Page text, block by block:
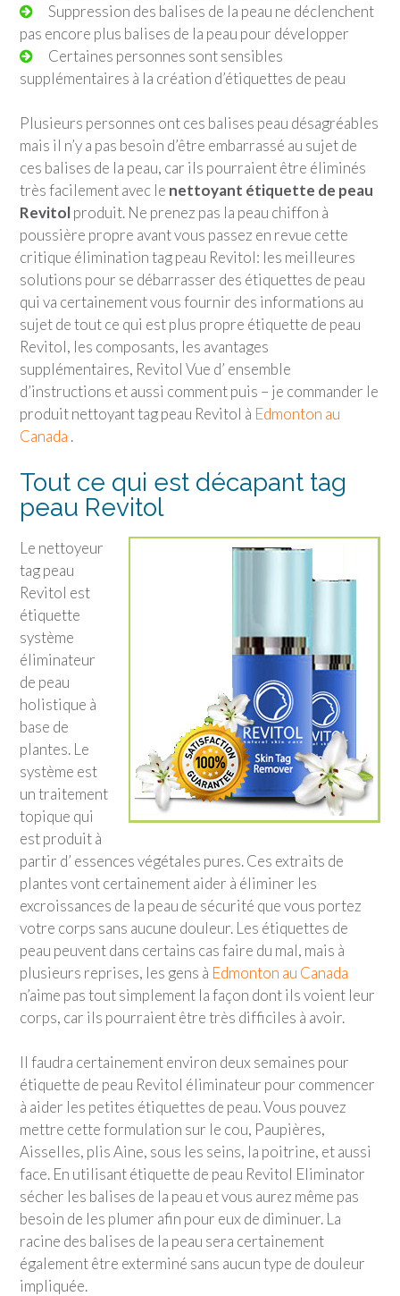
Suppression des balises de la peau ne déclenchent
pas encore plus balises de la peau pour développer
Certaines personnes sont sensibles
supplémentaires à la création d’étiquettes de peau
Plusieurs personnes ont ces balises peau désagréables
mais il n’y a pas besoin d’être embarrassé au sujet de
ces balises de la peau, car ils pourraient être éliminés
très facilement avec le nettoyant étiquette de peau
Revitolproduit. Ne prenez pas la peau chiffon à
poussière propre avant vous passez en revue cette
critique élimination tag peau Revitol: les meilleures
solutions pour se débarrasser des étiquettes de peau
qui va certainement vous fournir des informations au
sujet de tout ce qui est plus propre étiquette de peau
Revitol, les composants, les avantages
supplémentaires, Revitol Vue d’ ensemble
d’instructions et aussi comment puis – je commander le
produit nettoyant tag peau Revitol à Edmonton au
Canada .
Tout ce qui est décapant tag
peau Revitol
Le nettoyeur
tag peau
Revitol est
étiquette
système
éliminateur
de peau
holistique à
base de
plantes. Le
système est
un traitement
topique qui
est produit à
partir d’ essences végétales pures. Ces extraits de
plantes vont certainement aider à éliminer les
excroissances de la peau de sécurité que vous portez
votre corps sans aucune douleur. Les étiquettes de
peau peuvent dans certains cas faire du mal, mais à
plusieurs reprises, les gens à Edmonton au Canada
n’aime pas tout simplement la façon dont ils voient leur
corps, car ils pourraient être très difficiles à avoir.
Il faudra certainement environ deux semaines pour
étiquette de peau Revitol éliminateur pour commencer
à aider les petites étiquettes de peau. Vous pouvez
mettre cette formulation sur le cou, Paupières,
Aisselles, plis Aine, sous les seins, la poitrine, et aussi
face. En utilisant étiquette de peau Revitol Eliminator
sécher les balises de la peau et vous aurez même pas
besoin de les plumer afin pour eux de diminuer. La
racine des balises de la peau sera certainement
également être exterminé sans aucun type de douleur
impliquée.